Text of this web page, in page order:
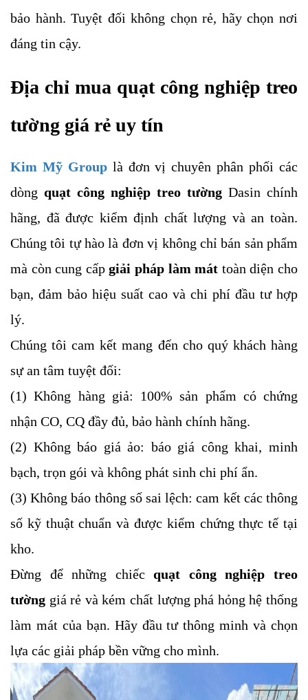
bảo hành. Tuyệt đối không chọn rẻ, hãy chọn nơi
đáng tin cậy.
Địa chỉ mua quạt công nghiệp treo
tường giá rẻ uy tín
Kim Mỹ Grouplà đơn vị chuyên phân phối các
dòng quạt công nghiệp treo tường Dasin chính
hãng, đã được kiểm định chất lượng và an toàn.
Chúng tôi tự hào là đơn vị không chỉ bán sản phẩm
mà còn cung cấpgiải pháp làm mát toàn diện cho
bạn, đảm bảo hiệu suất cao và chi phí đầu tư hợp
lý.
Chúng tôi cam kết mang đến cho quý khách hàng
sự an tâm tuyệt đối:
(1) Không hàng giả: 100% sản phẩm có chứng
nhận CO, CQ đầy đủ, bảo hành chính hãng.
(2) Không báo giá ảo: báo giá công khai, minh
bạch, trọn gói và không phát sinh chi phí ẩn.
(3) Không báo thông số sai lệch: cam kết các thông
số kỹ thuật chuẩn và được kiểm chứng thực tế tại
kho.
Đừng để những chiếcquạt công nghiệp treo
tường giá rẻ và kém chất lượng phá hỏng hệ thống
làm mát của bạn. Hãy đầu tư thông minh và chọn
lựa các giải pháp bền vững cho mình.